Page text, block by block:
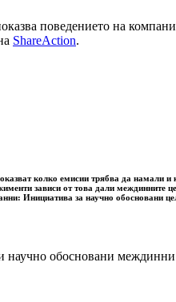
поведението на
ShareAction.
колко емисии трябва да намали
зависи от това дали междинните
Инициатива за научно обосновани
научно обосновани